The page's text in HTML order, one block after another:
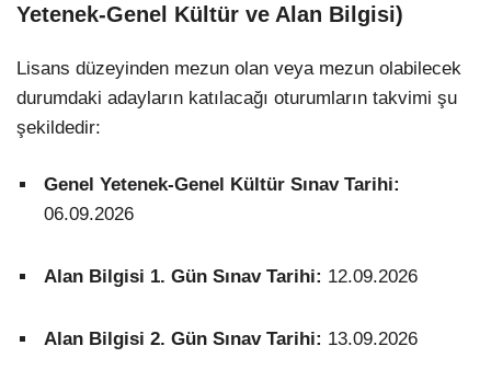
Yetenek-Genel Kültür ve Alan Bilgisi)
Lisans düzeyinden mezun olan veya mezun olabilecek
durumdaki adayların katılacağı oturumların takvimi şu
şekildedir:
Genel Yetenek-Genel Kültür Sınav Tarihi:
06.09.2026
Alan Bilgisi 1. Gün Sınav Tarihi: 12.09.2026
Alan Bilgisi 2. Gün Sınav Tarihi: 13.09.2026